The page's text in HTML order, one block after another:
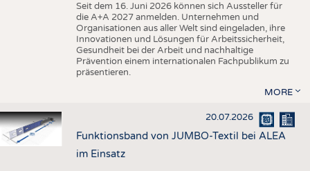
Seit dem 16. Juni 2026 können sich Aussteller für
die A+A 2027 anmelden. Unternehmen und
Organisationen aus aller Welt sind eingeladen, ihre
Innovationen und Lösungen für Arbeitssicherheit,
Gesundheit bei der Arbeit und nachhaltige
Prävention einem internationalen Fachpublikum zu
präsentieren.
MORE
20.07.2026
Funktionsband von JUMBO-Textil bei ALEA
im Einsatz